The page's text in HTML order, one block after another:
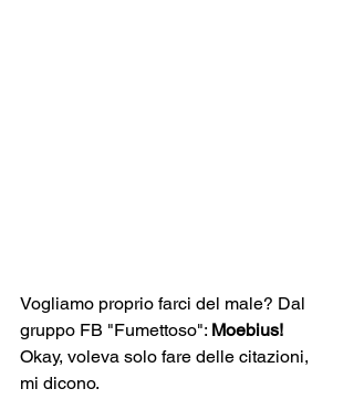
Vogliamo proprio farci del male? Dal
gruppo FB "Fumettoso": Moebius!
Okay, voleva solo fare delle citazioni,
mi dicono.